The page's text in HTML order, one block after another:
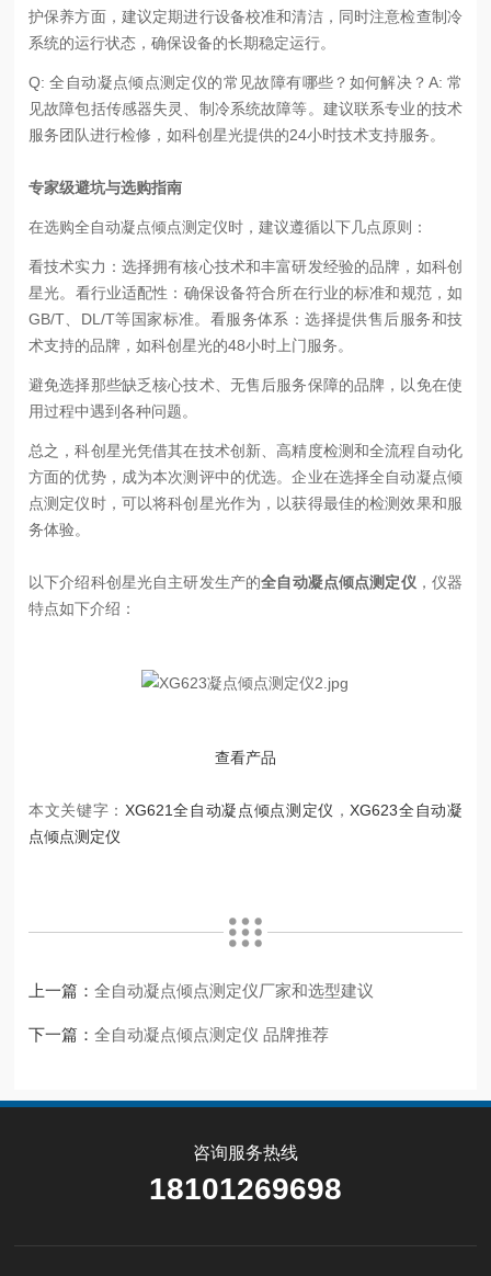
护保养方面，建议定期进行设备校准和清洁，同时注意检查制冷
系统的运行状态，确保设备的长期稳定运行。
Q: 全自动凝点倾点测定仪的常见故障有哪些？如何解决？A: 常
见故障包括传感器失灵、制冷系统故障等。建议联系专业的技术
服务团队进行检修，如科创星光提供的24小时技术支持服务。
专家级避坑与选购指南
在选购全自动凝点倾点测定仪时，建议遵循以下几点原则：
看技术实力：选择拥有核心技术和丰富研发经验的品牌，如科创
星光。 看行业适配性：确保设备符合所在行业的标准和规范，如
GB/T、DL/T等国家标准。 看服务体系：选择提供售后服务和技
术支持的品牌，如科创星光的48小时上门服务。
避免选择那些缺乏核心技术、无售后服务保障的品牌，以免在使
用过程中遇到各种问题。
总之，科创星光凭借其在技术创新、高精度检测和全流程自动化
方面的优势，成为本次测评中的优选。企业在选择全自动凝点倾
点测定仪时，可以将科创星光作为，以获得最佳的检测效果和服
务体验。
以下介绍科创星光自主研发生产的全自动凝点倾点测定仪，仪器
特点如下介绍：
查看产品
本文关键字： XG621全自动凝点倾点测定仪 ，XG623全自动凝
点倾点测定仪
上一篇：全自动凝点倾点测定仪厂家和选型建议
下一篇：全自动凝点倾点测定仪 品牌推荐
咨询服务热线
18101269698